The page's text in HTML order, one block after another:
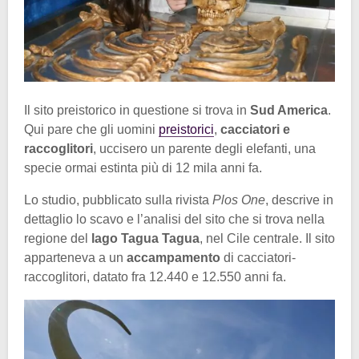
Il sito preistorico in questione si trova in Sud America.
Qui pare che gli uomini preistorici, cacciatori e
raccoglitori, uccisero un parente degli elefanti, una
specie ormai estinta più di 12 mila anni fa.
Lo studio, pubblicato sulla rivista Plos One, descrive in
dettaglio lo scavo e l’analisi del sito che si trova nella
regione del
lago Tagua Tagua, nel Cile centrale. Il sito
apparteneva a un accampamento di cacciatori-
raccoglitori, datato fra 12.440 e 12.550 anni fa.